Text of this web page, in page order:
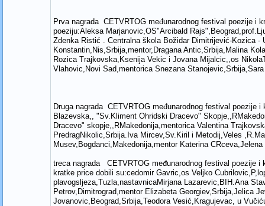
Prva nagrada CETVRTOG međunarodnog festival poezije i
poeziju:Aleksa Marjanovic,OS"Arcibald
Zdenka Ristić . Centralna škola Božidar Dimitrijević-Kozica
Konstantin,Nis,Srbija,mentor,Dragana Antic,Srbija,Malina
Rozica Trajkovska,Ksenija Vekic i Jovana Mijalcic,,os
Vlahovic,Novi Sad,mentorica Snezana
Druga nagrada CETVRTOG međunarodnog festival
Blazevska,, "Sv.Kliment Ohridski Dracevo"
Dracevo" skopje,,RMakedonija,mentorica Valentina
PredragNikolic,Srbija.Iva Mircev,Sv.Kiril i Metodij,Veles
Musev,Bogdanci,Makedonija,mentor Katerina
treca nagrada CETVRTOG međunarodnog festival poezije
kratke price dobili su:cedomir Gavric,os Veljko
plavogsljeza,Tuzla,nastavnicaMirjana Lazarevic,BIH.Ana
Petrov,Dimitrograd,mentor Elizabeta Georgiev,Srbija,Jelica
Jovanovic,Beograd,Srbija,Teodora Vesić,Kragujevac, u